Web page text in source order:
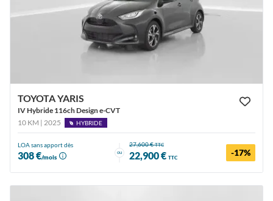
TOYOTA YARIS
IV Hybride 116ch Design e-CVT
10 KM | 2025
HYBRIDE
LOA sans apport dès
308 €/mois
ou
27,600 €TTC
22,900 € TTC -17%